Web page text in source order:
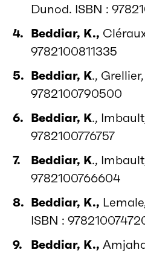
Dunod. ISBN :
Beddiar, K.,
9782100811335
Beddiar, K.,
9782100790500
Beddiar, K.,
9782100776757
Beddiar, K.,
9782100766604
Beddiar, K.,
ISBN :
Beddiar, K.,